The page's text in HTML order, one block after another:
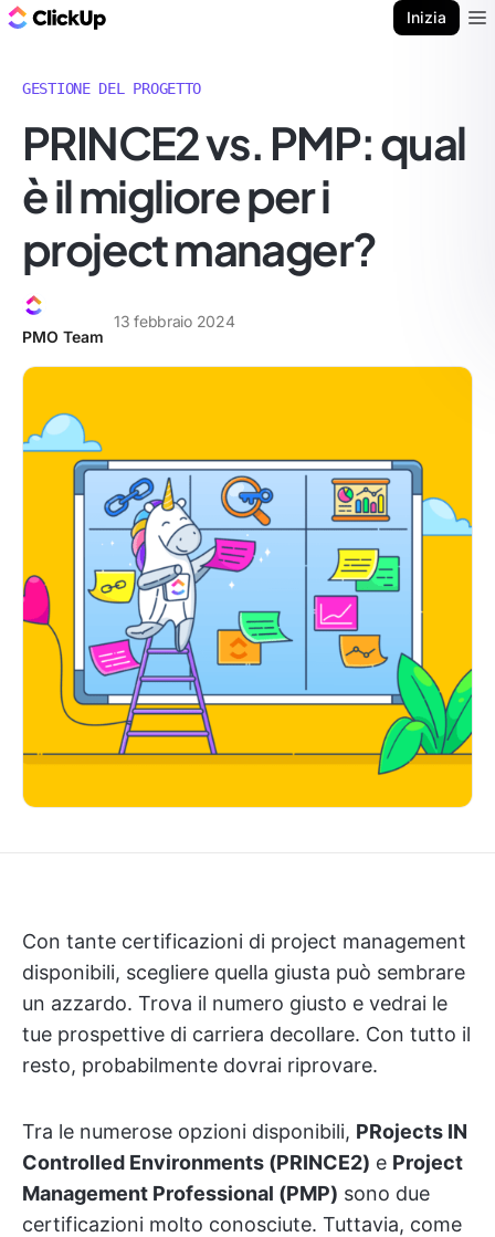
Inizia
GESTIONE DEL PROGETTO
PRINCE2 vs. PMP: qual
è il migliore per i
project manager?
PMO Team
13 febbraio 2024
Con tante certificazioni di project management
disponibili, scegliere quella giusta può sembrare
un azzardo. Trova il numero giusto e vedrai le
tue prospettive di carriera decollare. Con tutto il
resto, probabilmente dovrai riprovare.
Tra le numerose opzioni disponibili, PRojects IN
Controlled Environments (PRINCE2) e Project
Management Professional (PMP) sono due
certificazioni molto conosciute. Tuttavia, come